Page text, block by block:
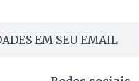
EM SEU EMAIL